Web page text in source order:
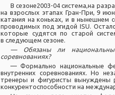
В сезоне2003-04 система,на
на взрослых этапах Гран-При, 9
катания на коньках, и в нынешнем
проводимых под эгидой ISU.
которые судятся по старой
в следующем сезоне.
— Обязаны ли
соревнованиях?
— Формально национальные
внутренних соревнованиях. Но
тренеры и фигуристы вынуждены
конкурентоспособности на